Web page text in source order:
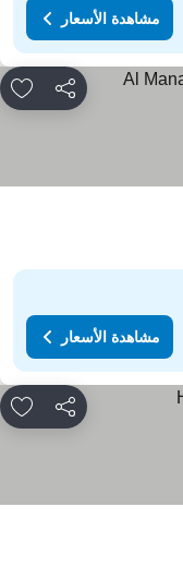
مشاهدة الأسعار
مشاركة
مشاهدة الأسعار
مشاركة